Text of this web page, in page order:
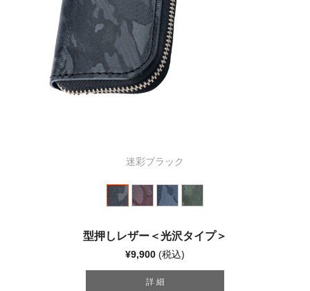
迷彩ブラック
型押しレザー＜光沢タイプ＞
¥9,900 (税込)
詳 細